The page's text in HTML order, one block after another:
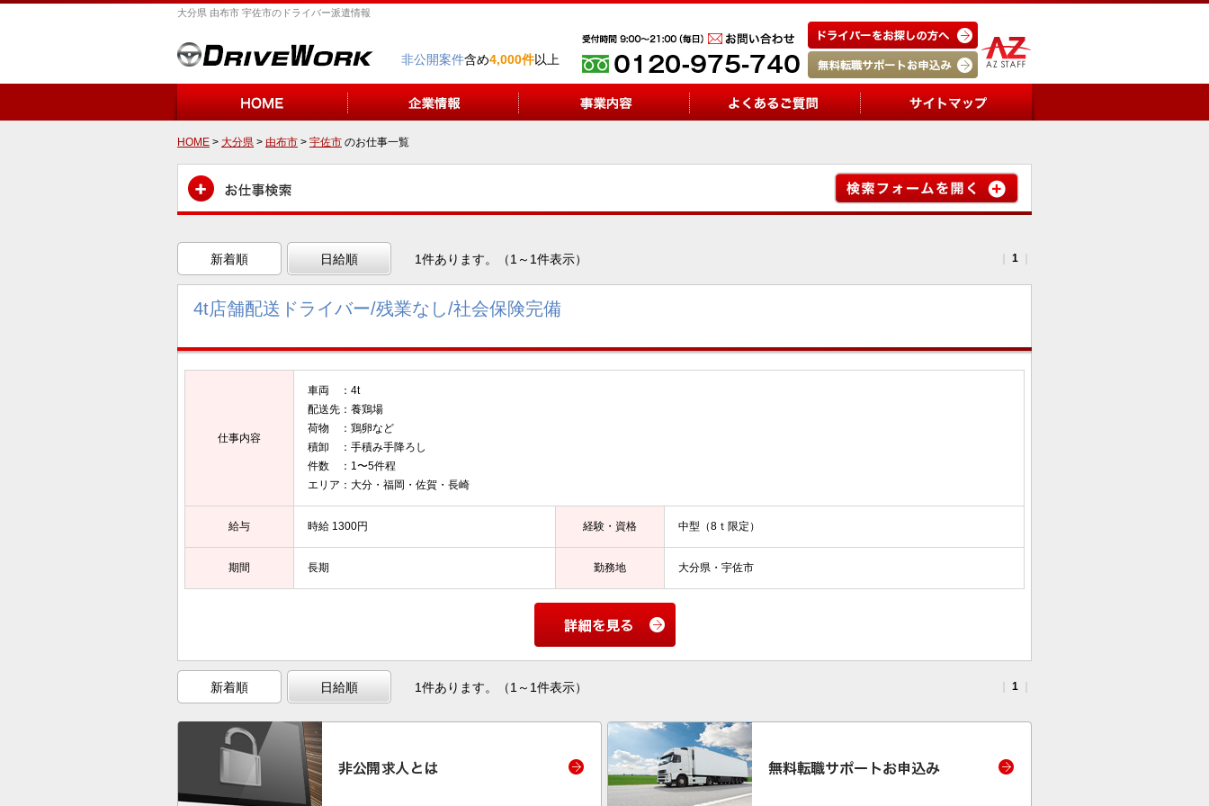
大分県 由布市 宇佐市のドライバー派遣情報
非公開案件含め4,000件以上
HOME > 大分県 > 由布市 > 宇佐市 のお仕事一覧
新着順 日給順 1件あります。（1～1件表示） 1
4t店舗配送ドライバー/残業なし/社会保険完備
仕事内容
車両 ：4t
配送先：養鶏場
荷物 ：鶏卵など
積卸 ：手積み手降ろし
件数 ：1〜5件程
エリア：大分・福岡・佐賀・長崎
給与 時給 1300円 経験・資格 中型（8ｔ限定）
期間 長期 勤務地 大分県・宇佐市
新着順 日給順 1件あります。（1～1件表示） 1